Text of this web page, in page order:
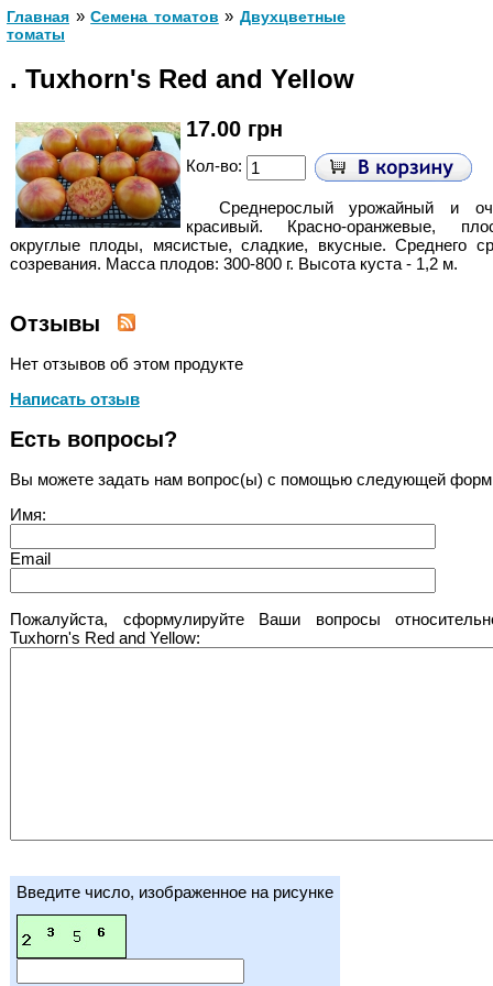
Главная »Cемена томатов »Двухцветные
томаты
. Tuxhorn's Red and Yellow
17.00 грн
Кол-во:
Среднерослый урожайный и
красивый. Красно-оранжевые,
округлые плоды, мясистые, сладкие, вкусные. Среднего
созревания. Масса плодов: 300-800 г. Высота куста - 1,2 м.
Отзывы
Нет отзывов об этом продукте
Написать отзыв
Есть вопросы?
Вы можете задать нам вопрос(ы) с помощью следующей
Имя:
Email
Пожалуйста, сформулируйте Ваши вопросы
Tuxhorn's Red and Yellow:
Введите число, изображенное на рисунке